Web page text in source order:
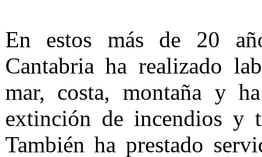
En estos más de 20
Cantabria ha realizado
mar, costa, montaña y
extinción de incendios y
También ha prestado